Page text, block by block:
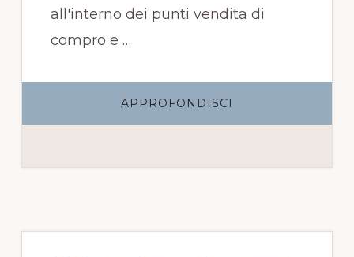
all'interno dei punti vendita di
compro e …
APPROFONDISCI
FAR